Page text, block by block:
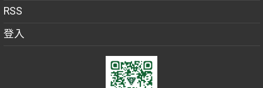
RSS
登入